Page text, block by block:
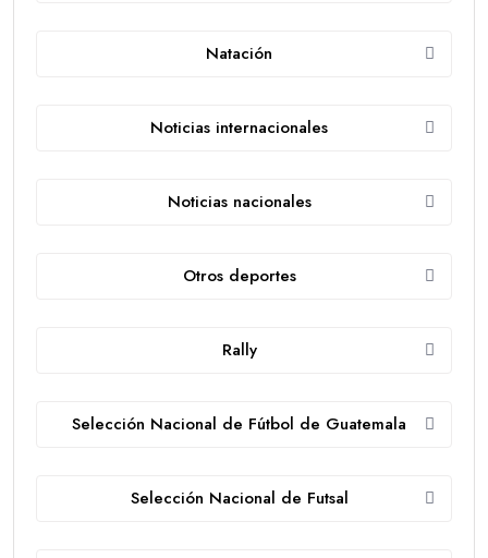
Natación
Noticias internacionales
Noticias nacionales
Otros deportes
Rally
Selección Nacional de Fútbol de Guatemala
Selección Nacional de Futsal